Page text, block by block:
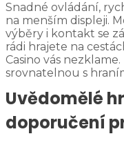
Snadné ovládání,
na menším displeji.
výběry i kontakt se
rádi hrajete na
Casino vás
srovnatelnou s
Uvědomělé
doporučení